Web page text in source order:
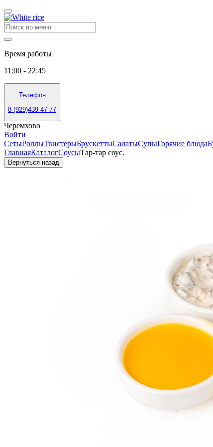
Время работы
11:00 - 22:45
Телефон
8 (929)439-47-77
Черемхово
Войти
СетыРоллыТвистерыБрускеттыСалатыСупыГорячие блюда
ГлавнаяКаталогСоусыТар-тар соус.
Вернуться назад